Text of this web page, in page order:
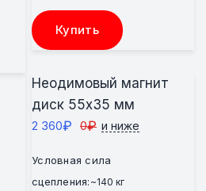
Купить
Неодимовый магнит
диск 55х35 мм
2 360₽ 0₽ и ниже
Условная сила
сцепления: ~140 кг